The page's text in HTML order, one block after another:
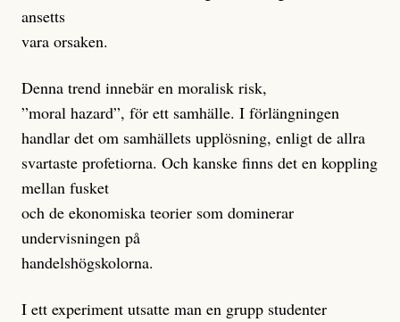
ansetts
vara orsaken.
Denna trend innebär en moralisk risk,
”moral hazard”, för ett samhälle. I förlängningen
handlar det om samhällets upplösning, enligt de allra
svartaste profetiorna. Och kanske finns det en koppling
mellan fusket
och de ekonomiska teorier som dominerar
undervisningen på
handelshögskolorna.
I ett experiment utsatte man en grupp studenter